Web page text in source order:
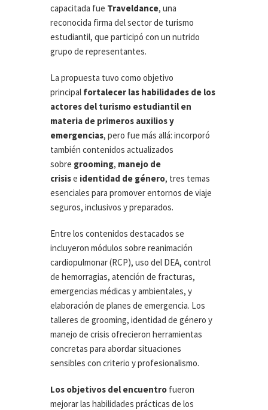
capacitada fue Traveldance, una
reconocida firma del sector de turismo
estudiantil, que participó con un nutrido
grupo de representantes.
La propuesta tuvo como objetivo
principal fortalecer las habilidades de los
actores del turismo estudiantil en
materia de primeros auxilios y
emergencias, pero fue más allá: incorporó
también contenidos actualizados
sobre grooming, manejo de
crisise identidad de género, tres temas
esenciales para promover entornos de viaje
seguros, inclusivos y preparados.
Entre los contenidos destacados se
incluyeron módulos sobre reanimación
cardiopulmonar (RCP), uso del DEA, control
de hemorragias, atención de fracturas,
emergencias médicas y ambientales, y
elaboración de planes de emergencia. Los
talleres de grooming, identidad de género y
manejo de crisis ofrecieron herramientas
concretas para abordar situaciones
sensibles con criterio y profesionalismo.
Los objetivos del encuentro fueron
mejorar las habilidades prácticas de los